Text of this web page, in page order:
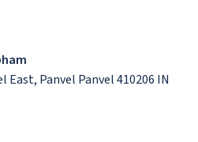
East, Panvel Panvel 410206 IN